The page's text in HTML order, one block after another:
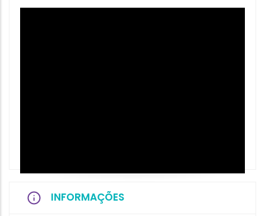
INFORMAÇÕES